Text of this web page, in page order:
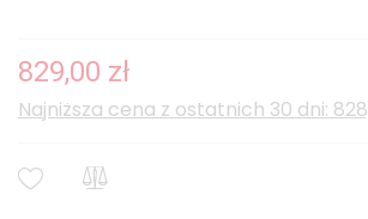
829,00 zł
Najniższa cena z ostatnich 30 dni: